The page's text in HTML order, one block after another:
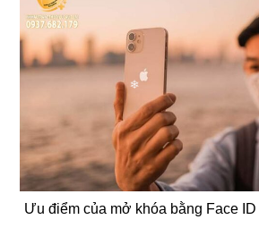
Ưu điểm của mở khóa bằng Face